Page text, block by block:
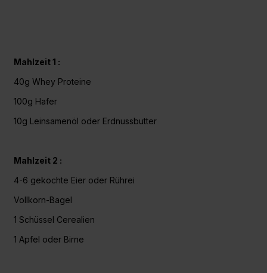
Mahlzeit 1 :
40g Whey Proteine
100g Hafer
10g Leinsamenöl oder Erdnussbutter
Mahlzeit 2 :
4-6 gekochte Eier oder Rührei
Vollkorn-Bagel
1 Schüssel Cerealien
1 Apfel oder Birne